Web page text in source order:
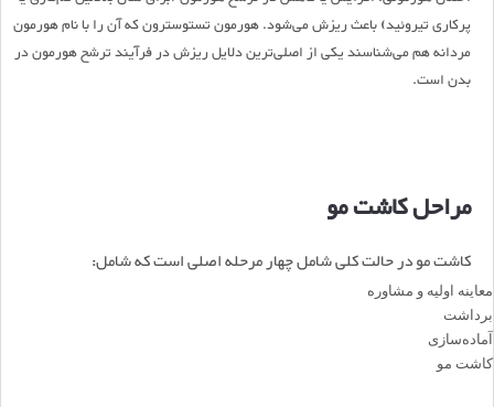
پرکاری تیروئید) باعث ریزش می‌شود. هورمون تستوسترون که آن را با نام هورمون
مردانه هم می‌شناسند یکی از اصلی‌ترین دلایل ریزش در فرآیند ترشح هورمون در
بدن است.
مراحل کاشت مو
کاشت مو در حالت کلی شامل چهار مرحله اصلی است که شامل:
معاینه اولیه و مشاوره
برداشت
آماده‌سازی
کاشت مو